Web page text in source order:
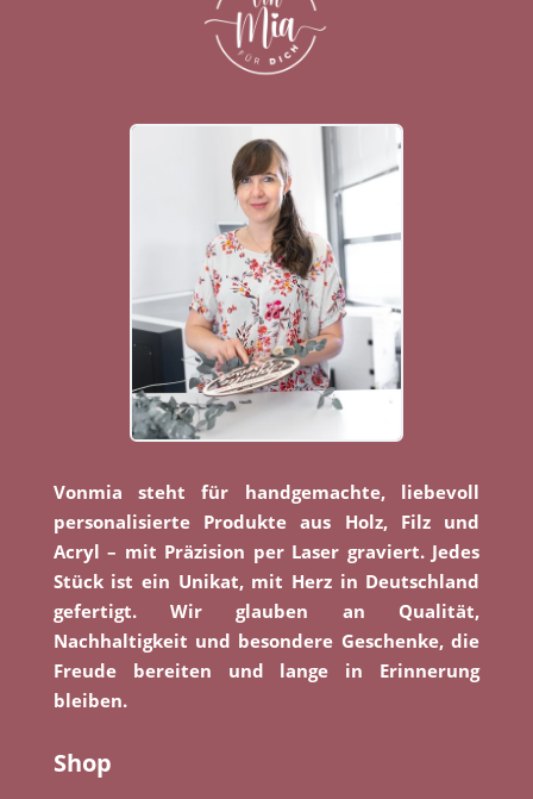
Vonmia steht für handgemachte, liebevoll
personalisierte Produkte aus Holz, Filz und
Acryl – mit Präzision per Laser graviert. Jedes
Stück ist ein Unikat, mit Herz in Deutschland
gefertigt. Wir glauben an Qualität,
Nachhaltigkeit und besondere Geschenke, die
Freude bereiten und lange in Erinnerung
bleiben.
Shop